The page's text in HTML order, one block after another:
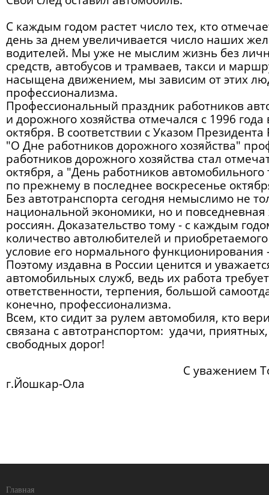
С каждым годом растет число тех, кто
день за днем увеличивается число наших
водителей. Мы уже не мыслим жизнь без
средств, автобусов и трамваев, такси и
насыщена движением, мы зависим от этих
профессионализма.
Профессиональный праздник работников
и дорожного хозяйства отмечался с 1996
октября. В соответствии с Указом
"О Дне работников дорожного хозяйства"
работников дорожного хозяйства стал
октября, а "День работников автомобильного
по прежнему в последнее воскресенье
Без автотранспорта сегодня немыслимо не
национальной экономики, но и
россиян. Доказательство тому - с каждым
количество автолюбителей и
условие его нормального
Поэтому издавна в России ценится и
автомобильных служб, ведь их работа
ответственности, терпения, большой
конечно, профессионализма.
Всем, кто сидит за рулем автомобиля, кто
связана с автотранспортом: удачи,
свободных дорог!
С уважением Торговая
г.Йошкар-Ола
Главная